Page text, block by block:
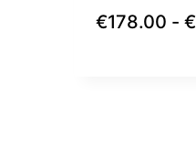
€178.00 - €